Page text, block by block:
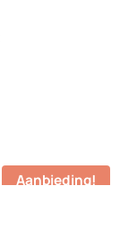
Aanbieding!